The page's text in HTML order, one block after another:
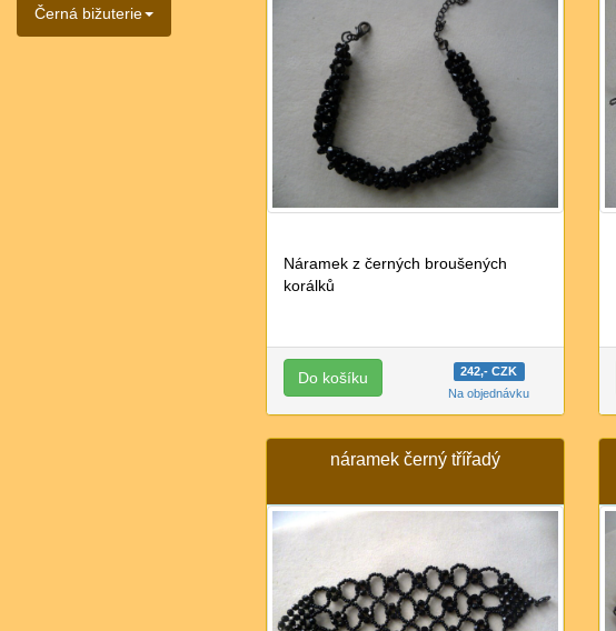
Černá bižuterie
Náramek z černých broušených
korálků
242,- CZK
Na objednávku
náramek černý třířadý